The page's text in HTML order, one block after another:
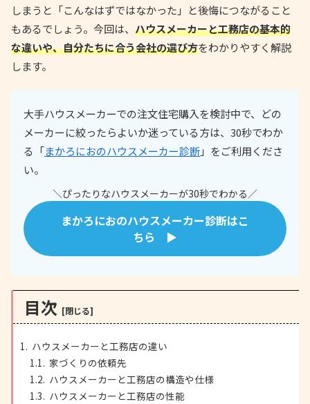
しまうと「こんなはずではなかった」と後悔につながること
もあるでしょう。今回は、 ハウスメーカーと工務店の基本的
な違いや、自分たちに合う会社の選び方をわかりやすく解説
します。
大手ハウスメーカーでの注文住宅購入を検討中で、どの
メーカーに絞ったらよいか迷っている方は、30秒でわか
る「まかろにおのハウスメーカー診断」をご利用くださ
い。
＼ぴったりなハウスメーカーが30秒でわかる／
まかろにおのハウスメーカー診断はこ
ちら ▶
目次
ハウスメーカーと工務店の違い
家づくりの依頼先
ハウスメーカーと工務店の構造や仕様
ハウスメーカーと工務店の性能